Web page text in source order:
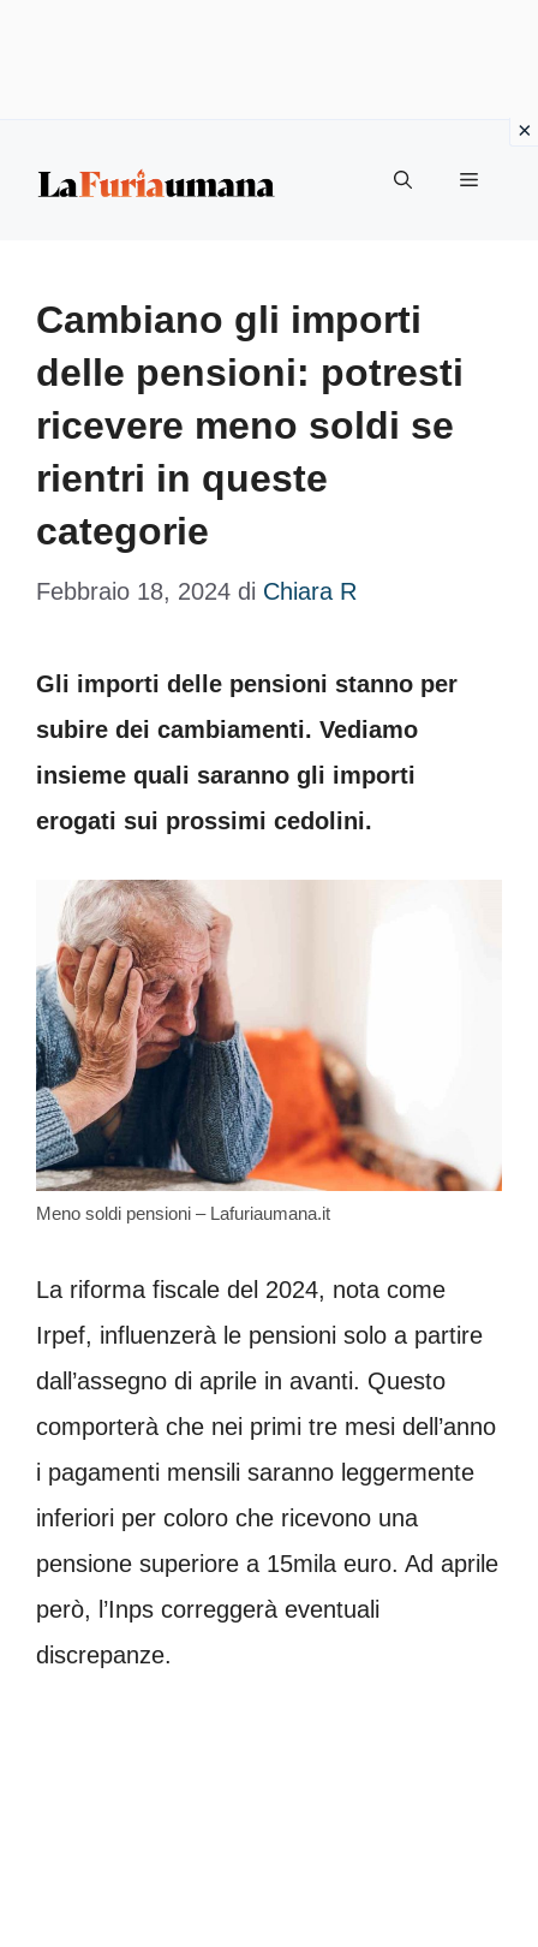
Menu
Cambiano gli importi
delle pensioni: potresti
ricevere meno soldi se
rientri in queste
categorie
Febbraio 18, 2024 di Chiara R
Gli importi delle pensioni stanno per
subire dei cambiamenti. Vediamo
insieme quali saranno gli importi
erogati sui prossimi cedolini.
Meno soldi pensioni – Lafuriaumana.it
La riforma fiscale del 2024, nota come
Irpef, influenzerà le pensioni solo a partire
dall’assegno di aprile in avanti. Questo
comporterà che nei primi tre mesi dell’anno
i pagamenti mensili saranno leggermente
inferiori per coloro che ricevono una
pensione superiore a 15mila euro. Ad aprile
però, l’Inps correggerà eventuali
discrepanze.